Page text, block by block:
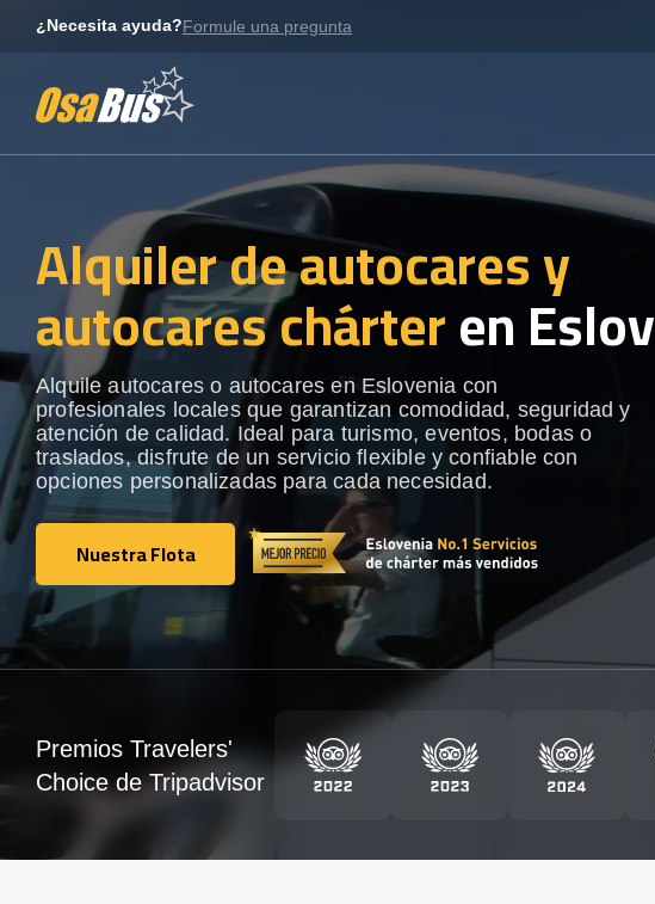
¿Necesita ayuda?Formule una pregunta
Alquiler de autocares y
autocares chárteren
Alquile autocares o autocares en Eslovenia con
profesionales locales que garantizan comodidad, seguridad y
atención de calidad. Ideal para turismo, eventos, bodas o
traslados, disfrute de un servicio flexible y confiable con
opciones personalizadas para cada necesidad.
Nuestra Flota
Nuestra Flota
Premios Travelers'
Choice de Tripadvisor